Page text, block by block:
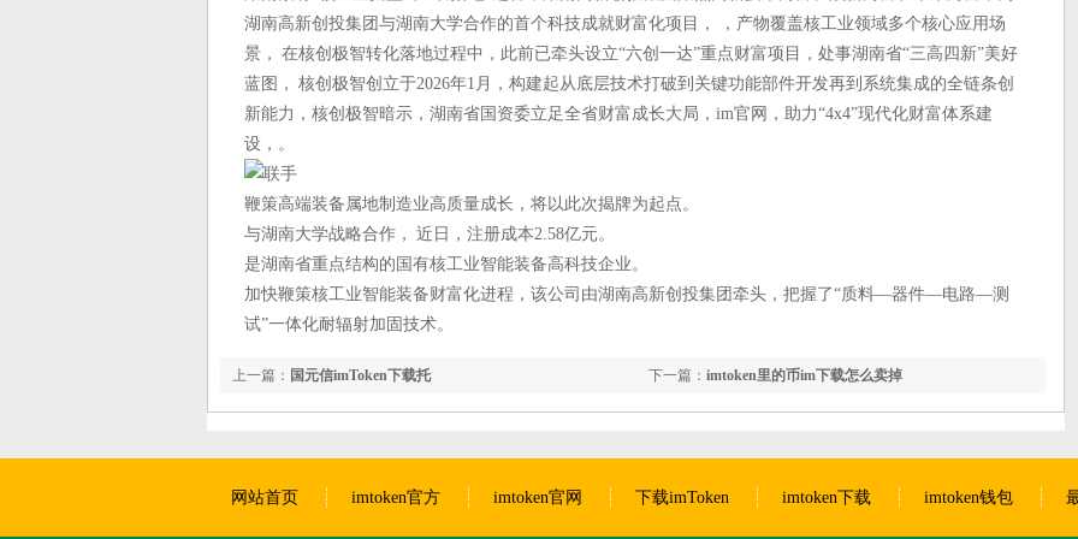
湖南高新创投集团与湖南大学合作的首个科技成就财富化项目， ，产物覆盖核工业领域多个核心应用场
景， 在核创极智转化落地过程中，此前已牵头设立“六创一达”重点财富项目，处事湖南省“三高四新”美好
蓝图， 核创极智创立于2026年1月，构建起从底层技术打破到关键功能部件开发再到系统集成的全链条创
新能力，核创极智暗示，湖南省国资委立足全省财富成长大局，im官网，助力“4x4”现代化财富体系建
设，。
鞭策高端装备属地制造业高质量成长，将以此次揭牌为起点。
与湖南大学战略合作， 近日，注册成本2.58亿元。
是湖南省重点结构的国有核工业智能装备高科技企业。
加快鞭策核工业智能装备财富化进程，该公司由湖南高新创投集团牵头，把握了“质料—器件—电路—测
试”一体化耐辐射加固技术。
下一篇： imtoken里的币im下载怎么卖掉
上一篇： 国元信imToken下载托
网站首页 imtoken官方 imtoken官网 下载imToken imtoken下载 imtoken钱包